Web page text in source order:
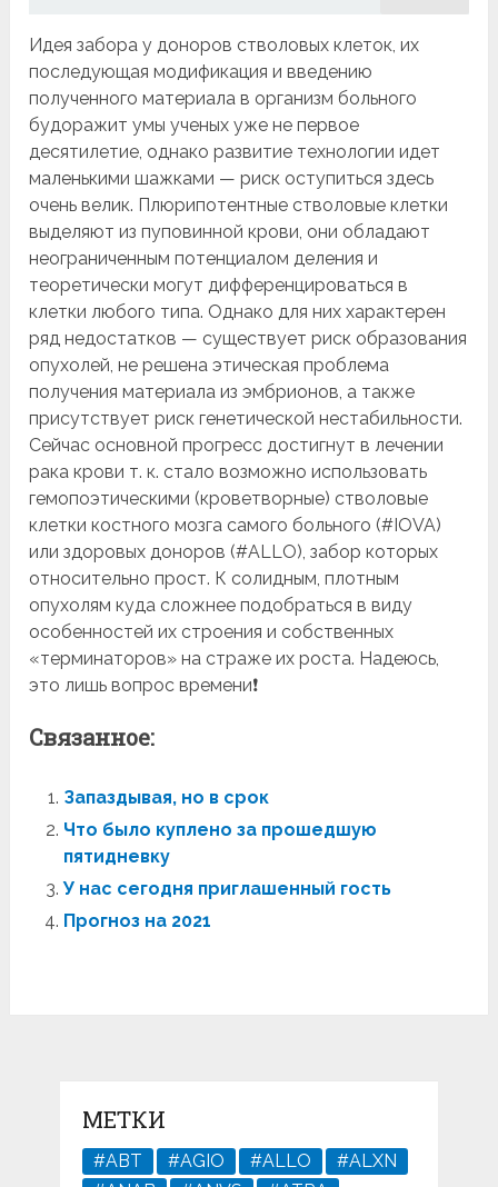
Идея забора у доноров стволовых клеток, их
последующая модификация и введению
полученного материала в организм больного
будоражит умы ученых уже не первое
десятилетие, однако развитие технологии идет
маленькими шажками — риск оступиться здесь
очень велик. Плюрипотентные стволовые клетки
выделяют из пуповинной крови, они обладают
неограниченным потенциалом деления и
теоретически могут дифференцироваться в
клетки любого типа. Однако для них характерен
ряд недостатков — существует риск образования
опухолей, не решена этическая проблема
получения материала из эмбрионов, а также
присутствует риск генетической нестабильности.
Сейчас основной прогресс достигнут в лечении
рака крови т. к. стало возможно использовать
гемопоэтическими (кроветворные) стволовые
клетки костного мозга cамого больного (#IOVA)
или здоровых доноров (#ALLO), забор которых
относительно прост. К солидным, плотным
опухолям куда сложнее подобраться в виду
особенностей их строения и собственных
«терминаторов» на страже их роста. Надеюсь,
это лишь вопрос времени❗
Связанное:
Запаздывая, но в срок
Что было куплено за прошедшую
пятидневку
У нас сегодня приглашенный гость
Прогноз на 2021
МЕТКИ
#ABT #AGIO #ALLO
#ALXN